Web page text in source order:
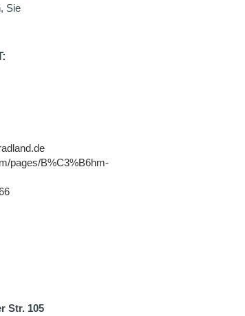
Sie
pages/B%C3%B6hm-
Str. 105